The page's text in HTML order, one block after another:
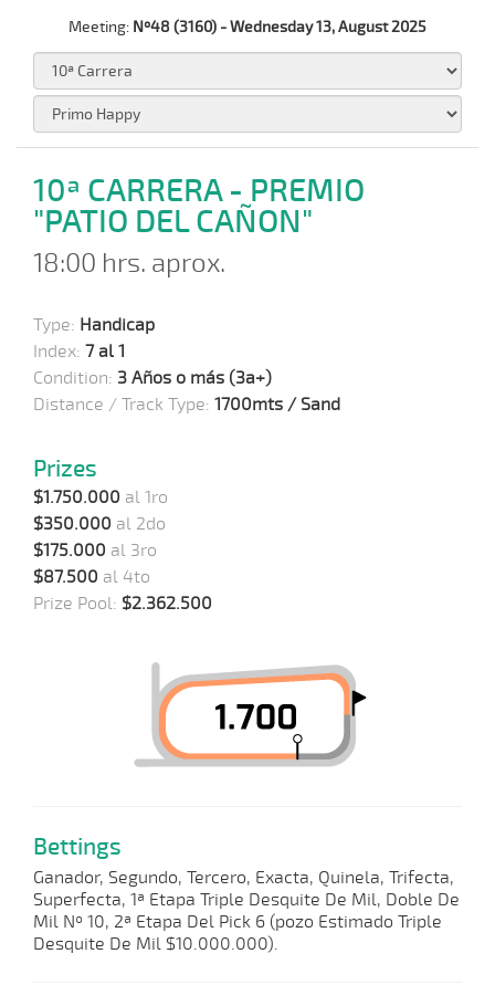
Meeting: Nº48 (3160) - Wednesday 13, August 2025
10ª CARRERA - PREMIO
"PATIO DEL CAÑON"
18:00 hrs. aprox.
Type: Handicap
Index: 7 al 1
Condition: 3 Años o más (3a+)
Distance / Track Type: 1700mts / Sand
Prizes
$1.750.000 al 1ro
$350.000 al 2do
$175.000 al 3ro
$87.500 al 4to
Prize Pool: $2.362.500
Bettings
Ganador, Segundo, Tercero, Exacta, Quinela, Trifecta,
Superfecta, 1ª Etapa Triple Desquite De Mil, Doble De
Mil Nº 10, 2ª Etapa Del Pick 6 (pozo Estimado Triple
Desquite De Mil $10.000.000).